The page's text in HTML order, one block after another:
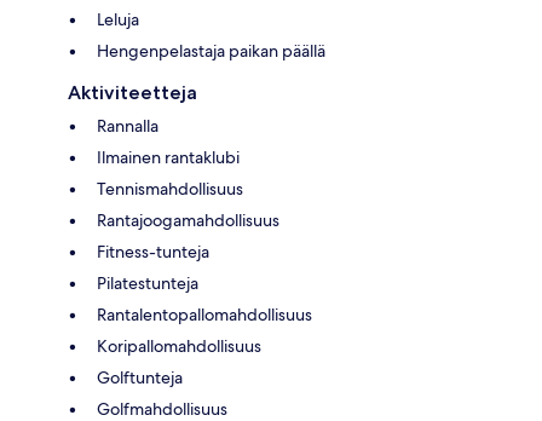
Leluja
Hengenpelastaja paikan päällä
Aktiviteetteja
Rannalla
Ilmainen rantaklubi
Tennismahdollisuus
Rantajoogamahdollisuus
Fitness-tunteja
Pilatestunteja
Rantalentopallomahdollisuus
Koripallomahdollisuus
Golftunteja
Golfmahdollisuus